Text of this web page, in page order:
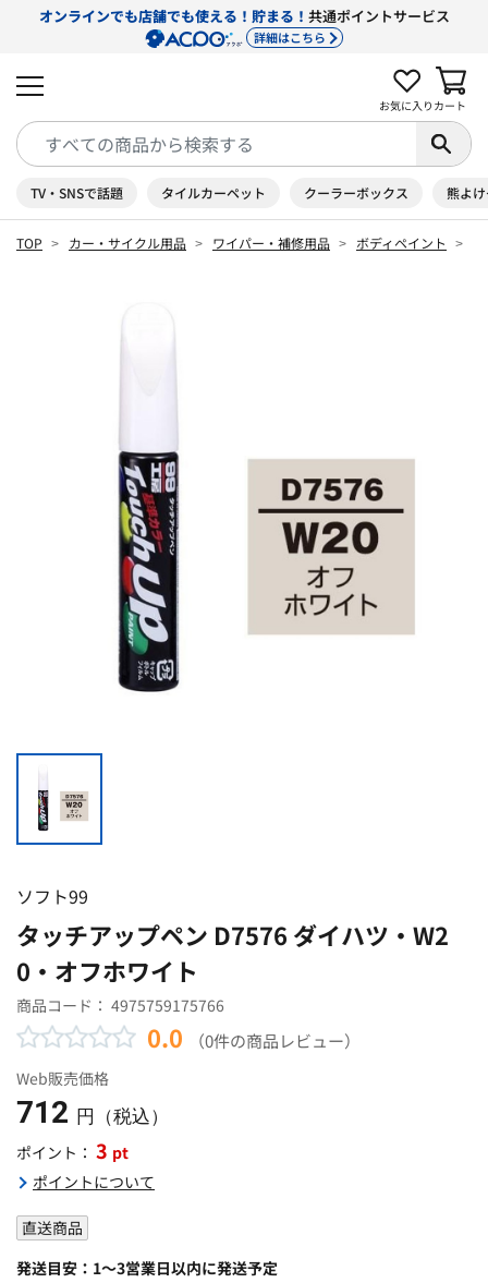
オンラインでも店舗でも使える！貯まる！ 共通ポイントサービス
詳細はこちら
お気に入り カート
TV・SNSで話題 タイルカーペット クーラーボックス 熊よ
TOP カー・サイクル用品 ワイパー・補修用品 ボディペイント
ソフト99
タッチアップペン D7576 ダイハツ・W2
0・オフホワイト
商品コード： 4975759175766
0.0 （0件の商品レビュー）
Web販売価格
712 円（税込）
ポイント： 3 pt
ポイントについて
直送商品
発送目安：1～3営業日以内に発送予定